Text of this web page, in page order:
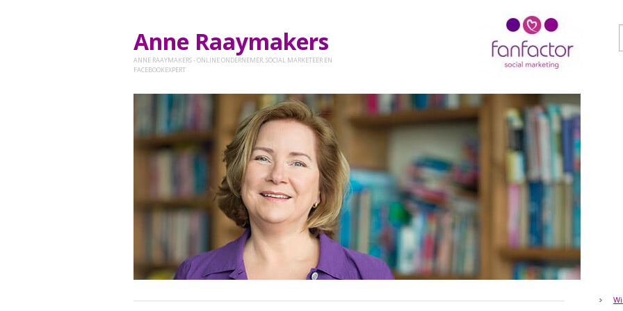
Anne Raaymakers
ANNE RAAYMAKERS - ONLINE ONDERNEMER, SOCIAL MARKETEER EN
FACEBOOKEXPERT